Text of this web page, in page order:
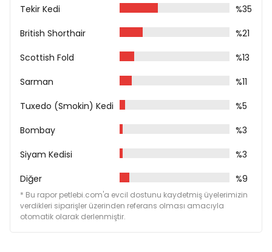
verilebilir.
2 aylıktan büyük kedilerin tüketmesi için uygundur.
Yalnızca hayvan tüketimi içindir.
Yanında her zaman taze içme suyu bulundurulması
Serin ve kuru yerde muhafaza ediniz.
Beslenme Tavsiyesi
Vücut ağırlığı 3kg'dan küçük kedilere günlük 5gr;
Vücut ağırlığı 3-5kg kedilere günlük 10gr;
Vücut ağırlığı 5kg'dan büyük kedilere günlük 15gr
verilebilir.
Tekir Kedi
%35
British Shorthair
%21
Scottish Fold
%13
Sarman
%11
Tuxedo (Smokin) Kedi
%5
Bombay
%3
Siyam Kedisi
%3
Diğer
%9
* Bu rapor petlebi.com'a evcil dostunu kaydetmiş üyelerimizin
verdikleri siparişler üzerinden referans olması amacıyla
otomatik olarak derlenmiştir.